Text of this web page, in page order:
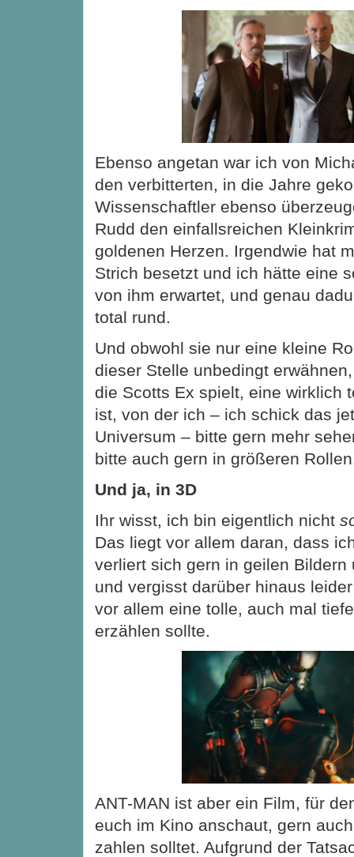
Ebenso angetan war ich von
den verbitterten, in die Jahre
Wissenschaftler ebenso
Rudd den einfallsreichen
goldenen Herzen. Irgendwie hat
Strich besetzt und ich hätte eine
von ihm erwartet, und genau
total rund.
Und obwohl sie nur eine kleine
dieser Stelle unbedingt
die Scotts Ex spielt, eine wirklich
ist, von der ich – ich schick das
Universum – bitte gern mehr
bitte auch gern in größeren
Und ja, in 3D
Ihr wisst, ich bin eigentlich nicht
Das liegt vor allem daran, dass
verliert sich gern in geilen Bildern
und vergisst darüber hinaus
vor allem eine tolle, auch mal
erzählen sollte.
ANT-MAN ist aber ein Film, für
euch im Kino anschaut, gern
zahlen solltet. Aufgrund der